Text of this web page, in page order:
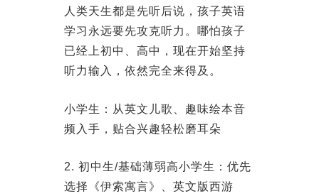
人类天生都是先听后说，孩子英语
学习永远要先攻克听力。哪怕孩子
已经上初中、高中，现在开始坚持
听力输入，依然完全来得及。
小学生：从英文儿歌、趣味绘本音
频入手，贴合兴趣轻松磨耳朵
2. 初中生/基础薄弱高小学生：优先
选择《伊索寓言》、英文版西游